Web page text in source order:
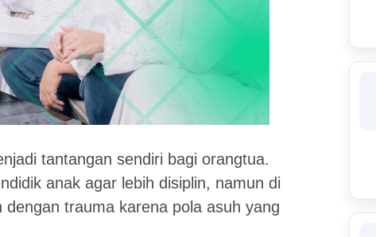
tantangan sendiri bagi orangtua.
anak agar lebih disiplin, namun di
trauma karena pola asuh yang